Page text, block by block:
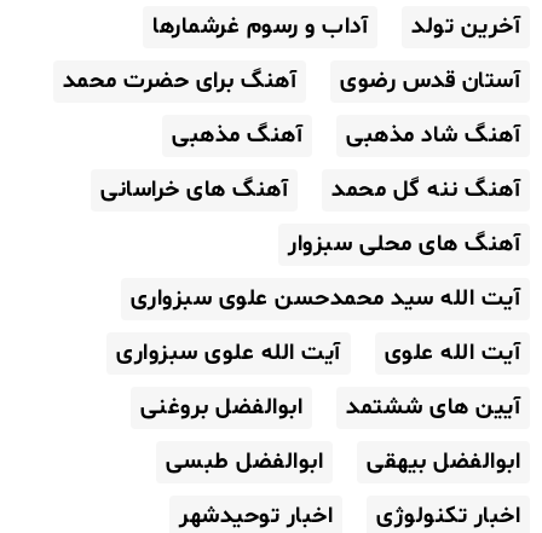
آخرین تولد
آداب و رسوم غرشمارها
آستان قدس رضوی
آهنگ برای حضرت محمد
آهنگ شاد مذهبی
آهنگ مذهبی
آهنگ ننه گل محمد
آهنگ های خراسانی
آهنگ های محلی سبزوار
آیت الله سید محمدحسن علوی سبزواری
آیت الله علوی
آیت الله علوی سبزواری
آیین های ششتمد
ابوالفضل بروغنی
ابوالفضل بیهقی
ابوالفضل طبسی
اخبار تکنولوژی
اخبار توحیدشهر